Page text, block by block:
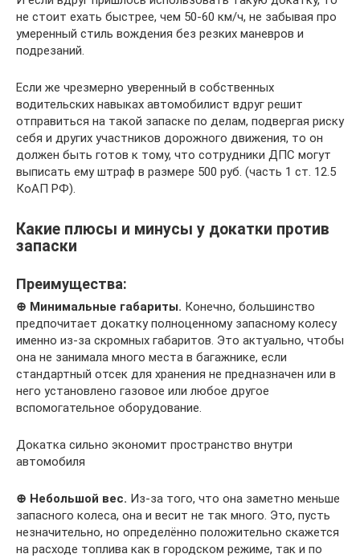
не стоит ехать быстрее, чем 50-60 км/ч, не забывая про
умеренный стиль вождения без резких маневров и
подрезаний.
Если же чрезмерно уверенный в собственных
водительских навыках автомобилист вдруг решит
отправиться на такой запаске по делам, подвергая риску
себя и других участников дорожного движения, то он
должен быть готов к тому, что сотрудники ДПС могут
выписать ему штраф в размере 500 руб. (часть 1 ст. 12.5
КоАП РФ).
Какие плюсы и минусы у докатки против
запаски
Преимущества:
⊕ Минимальные габариты. Конечно, большинство
предпочитает докатку полноценному запасному колесу
именно из-за скромных габаритов. Это актуально, чтобы
она не занимала много места в багажнике, если
стандартный отсек для хранения не предназначен или в
него установлено газовое или любое другое
вспомогательное оборудование.
Докатка сильно экономит пространство внутри
автомобиля
⊕ Небольшой вес. Из-за того, что она заметно меньше
запасного колеса, она и весит не так много. Это, пусть
незначительно, но определённо положительно скажется
на расходе топлива как в городском режиме, так и по